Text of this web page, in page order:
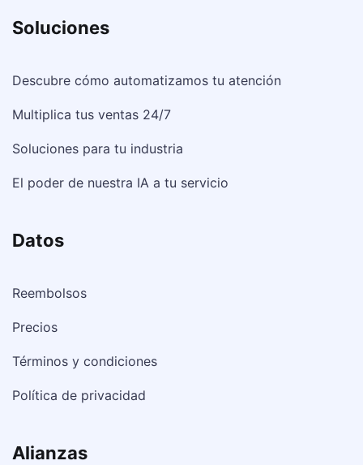
Soluciones
Descubre cómo automatizamos tu atención
Multiplica tus ventas 24/7
Soluciones para tu industria
El poder de nuestra IA a tu servicio
Datos
Reembolsos
Precios
Términos y condiciones
Política de privacidad
Alianzas